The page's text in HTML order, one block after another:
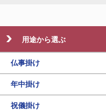
用途から選ぶ
仏事掛け
年中掛け
祝儀掛け